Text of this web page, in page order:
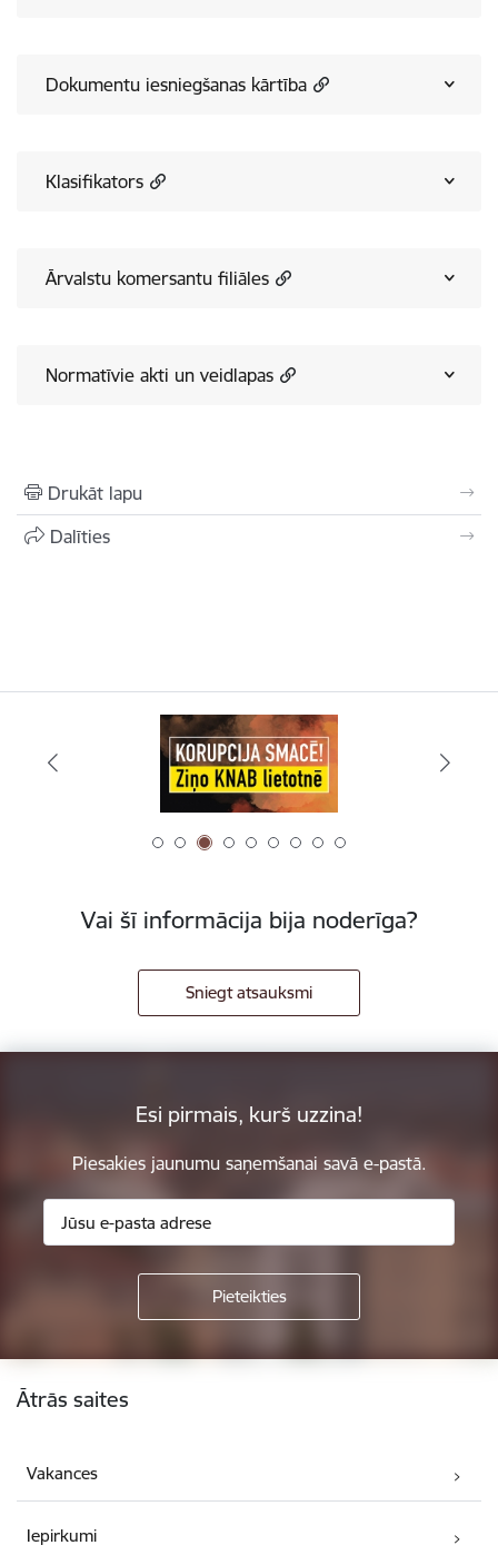
Dokumentu iesniegšanas kārtība
Klasifikators
Ārvalstu komersantu filiāles
Normatīvie akti un veidlapas
Drukāt lapu
Dalīties
Vai šī informācija bija noderīga?
Sniegt atsauksmi
Esi pirmais, kurš uzzina!
Piesakies jaunumu saņemšanai savā e-pastā.
Ātrās saites
Vakances
Iepirkumi